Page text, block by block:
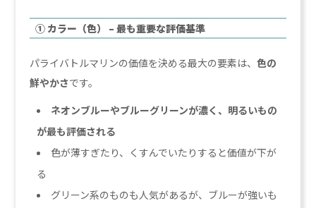
① カラー（色） – 最も重要な評価基準
パライバトルマリンの価値を決める最大の要素は、色の
鮮やかさです。
ネオンブルーやブルーグリーンが濃く、明るいもの
が最も評価される
色が薄すぎたり、くすんでいたりすると価値が下が
る
グリーン系のものも人気があるが、ブルーが強いも